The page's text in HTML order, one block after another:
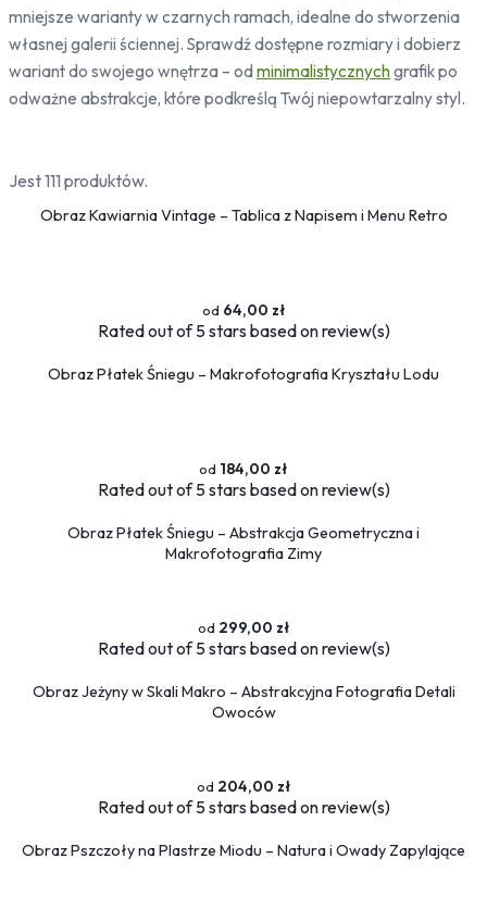
Niebo
Słońce
mniejsze warianty w czarnych ramach, idealne do stworzenia
własnej galerii ściennej. Sprawdź dostępne rozmiary i dobierz
wariant do swojego wnętrza – odminimalistycznych grafik po
odważne abstrakcje, które podkreślą Twój niepowtarzalny styl.
Jest 111 produktów.
Obraz Kawiarnia Vintage – Tablica z Napisem i Menu Retro
64,00 zł
Ratedout of 5 stars based onreview(s)
Obraz Płatek Śniegu – Makrofotografia Kryształu Lodu
184,00 zł
Ratedout of 5 stars based onreview(s)
Obraz Płatek Śniegu – Abstrakcja Geometryczna i
Makrofotografia Zimy
299,00 zł
Ratedout of 5 stars based onreview(s)
Obraz Jeżyny w Skali Makro – Abstrakcyjna Fotografia Detali
Owoców
204,00 zł
Ratedout of 5 stars based onreview(s)
Obraz Pszczoły na Plastrze Miodu – Natura i Owady Zapylające